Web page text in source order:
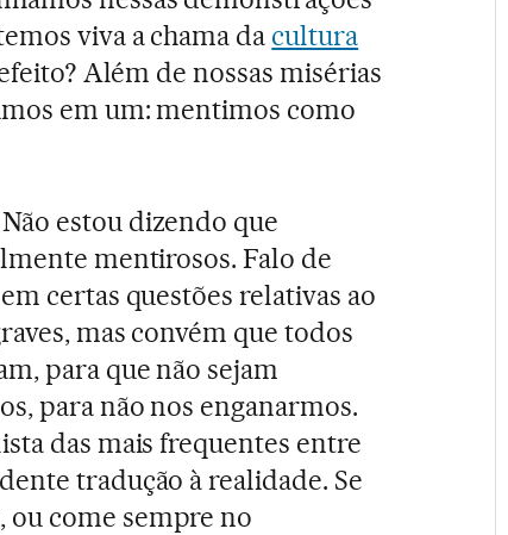
viva a chama da cultura
Além de nossas misérias
em um: mentimos como
estou dizendo que
mentirosos. Falo de
certas questões relativas ao
mas convém que todos
para que não sejam
para não nos enganarmos.
das mais frequentes entre
tradução à realidade. Se
ou come sempre no